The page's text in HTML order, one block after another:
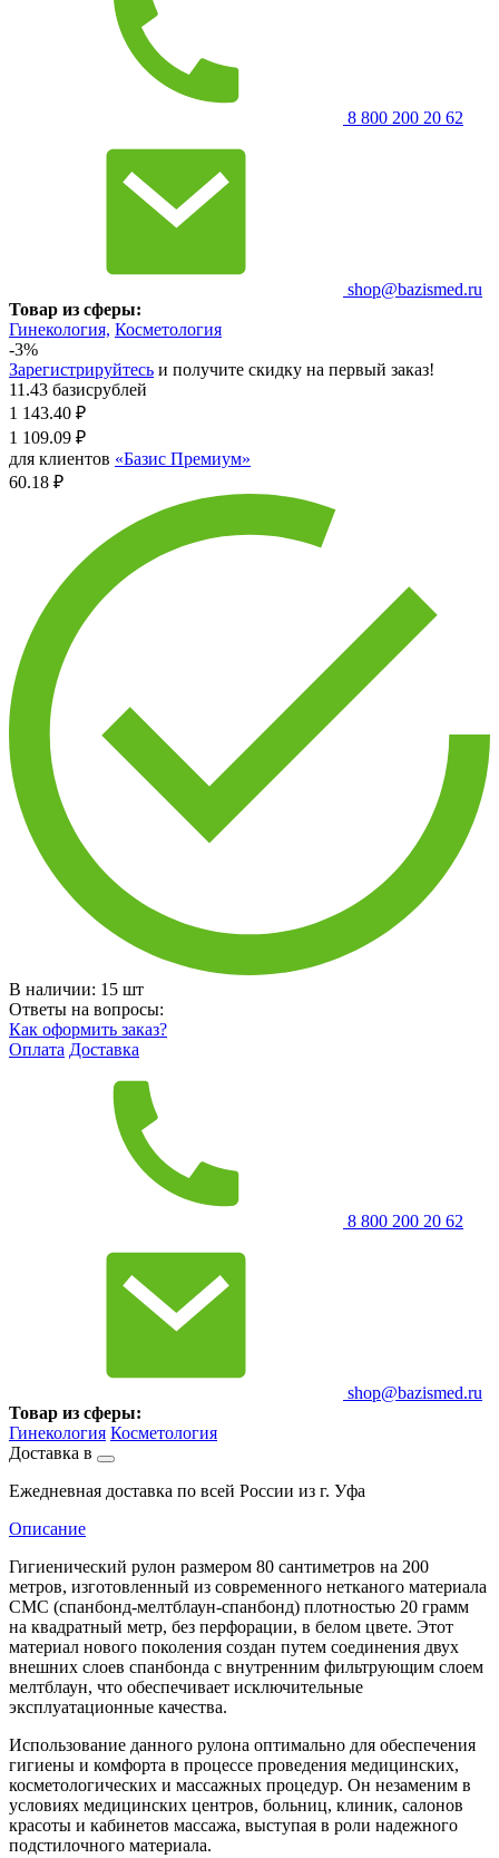
8 800 200 20 62
shop@bazismed.ru
Товар из сферы:
Гинекология, Косметология
-3%
Зарегистрируйтесь и получите скидку на первый заказ!
11.43 базисрублей
1 143.40 ₽
1 109.09 ₽
для клиентов «Базис Премиум»
60.18 ₽
В наличии: 15 шт
Ответы на вопросы:
Как оформить заказ?
Оплата Доставка
8 800 200 20 62
shop@bazismed.ru
Товар из сферы:
Гинекология Косметология
Доставка в
Ежедневная доставка по всей России из г. Уфа
Описание
Гигиенический рулон размером 80 сантиметров на 200
метров, изготовленный из современного нетканого материала
СМС (спанбонд-мелтблаун-спанбонд) плотностью 20 грамм
на квадратный метр, без перфорации, в белом цвете. Этот
материал нового поколения создан путем соединения двух
внешних слоев спанбонда с внутренним фильтрующим слоем
мелтблаун, что обеспечивает исключительные
эксплуатационные качества.
Использование данного рулона оптимально для обеспечения
гигиены и комфорта в процессе проведения медицинских,
косметологических и массажных процедур. Он незаменим в
условиях медицинских центров, больниц, клиник, салонов
красоты и кабинетов массажа, выступая в роли надежного
подстилочного материала.